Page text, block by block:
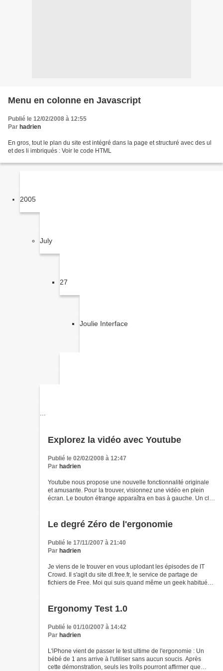
Menu en colonne en Javascript
Publié le 12/02/2008 à 12:55
Par hadrien
En gros, tout le plan du site est intégré dans la page et structuré avec des ul
et des li imbriqués : Voir le code HTML
2005
July
27
Joulie Interface
Explorez la vidéo avec Youtube
Publié le 02/02/2008 à 12:47
Par hadrien
Youtube nous propose une nouvelle fonctionnalité originale
et amusante. Pour la trouver, visionnez une vidéo en plein
écran. Le bouton étrange apparaîtra en bas à gauche. Un clic
Le degré Zéro de l'ergonomie
Publié le 17/11/2007 à 21:40
Par hadrien
Je viens de le trouver en vous uplodant les épisodes de IT
Crowd. Il s'agit du site dl.free.fr, le service de partage de
fichiers de Free. Moi qui suis quand même un geek habitué
Ergonomy Test 1.0
Publié le 01/10/2007 à 14:42
Par hadrien
L'iPhone vient de passer le test ultime de l'ergonomie : Un
bébé de 1 ans arrive à l'utiliser sans aucun soucis. Après
cette démonstration, seuls les trolls pourront affirmer que